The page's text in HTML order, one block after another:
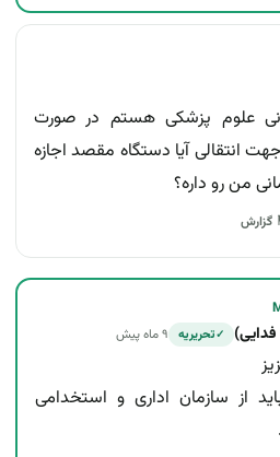
علوم پزشکی هستم در صورت
انتقالی آیا دستگاه مقصد اجازه
من رو داره؟
گزارش
✓تحریریه ۹ ماه پیش
از سازمان اداری و استخدامی